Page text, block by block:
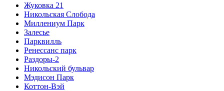
Жуковка 21
Никольская Слобода
Миллениум Парк
Залесье
Парквилль
Ренессанс парк
Раздоры-2
Никольский бульвар
Мэдисон Парк
Коттон-Вэй